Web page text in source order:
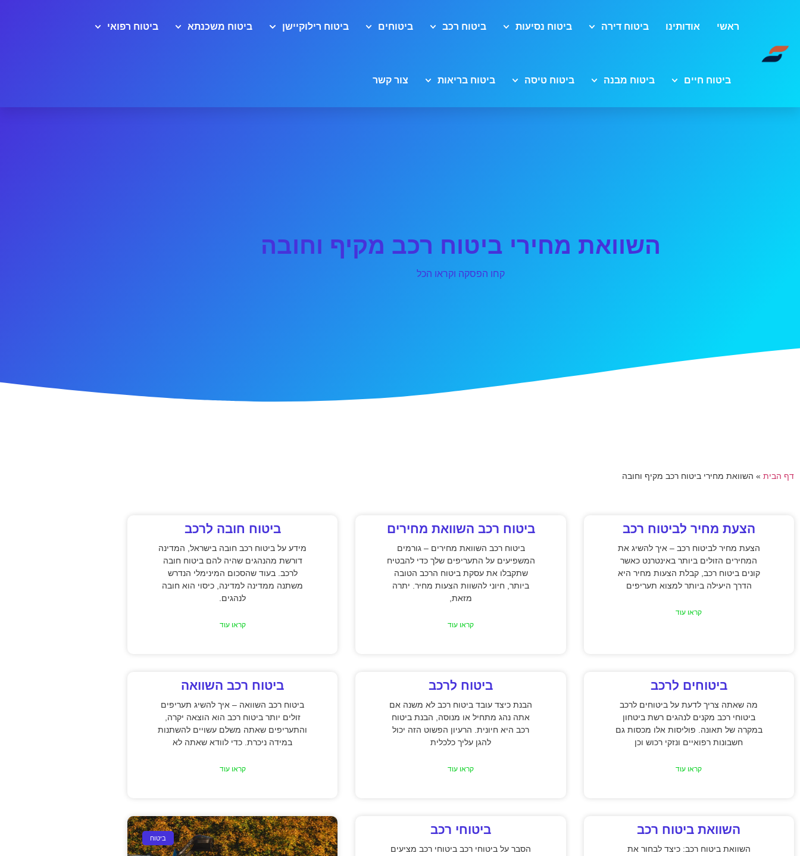
ראשי אודותינו ביטוח דירה ביטוח נסיעות ביטוח רכב ביטוחים ביטוח רילוקיישן ביטוח משכנתא ביטוח רפואי
ביטוח חיים ביטוח מבנה ביטוח טיסה ביטוח בריאות צור קשר
השוואת מחירי ביטוח רכב מקיף וחובה
קחו הפסקה וקראו הכל
דף הבית » השוואת מחירי ביטוח רכב מקיף וחובה
הצעת מחיר לביטוח רכב
הצעת מחיר לביטוח רכב – איך להשיג את
המחירים הזולים ביותר באינטרנט כאשר
קונים ביטוח רכב, קבלת הצעות מחיר היא
הדרך היעילה ביותר למצוא תעריפים
קראו עוד
ביטוח רכב השוואת מחירים
ביטוח רכב השוואת מחירים – גורמים
המשפיעים על התעריפים שלך כדי להבטיח
שתקבלו את עסקת ביטוח הרכב הטובה
ביותר, חיוני להשוות הצעות מחיר. יתרה
מזאת,
קראו עוד
ביטוח חובה לרכב
מידע על ביטוח רכב חובה בישראל, המדינה
דורשת מהנהגים שהיה להם ביטוח חובה
לרכב. בעוד שהסכום המינימלי הנדרש
משתנה ממדינה למדינה, כיסוי הוא חובה
לנהגים.
קראו עוד
ביטוחים לרכב
מה שאתה צריך לדעת על ביטוחים לרכב
ביטוחי רכב מקנים לנהגים רשת ביטחון
במקרה של תאונה. פוליסות אלו מכסות גם
חשבונות רפואיים ונזקי רכוש וכן
קראו עוד
ביטוח לרכב
הבנת כיצד עובד ביטוח רכב לא משנה אם
אתה נהג מתחיל או מנוסה, הבנת ביטוח
רכב היא חיונית. הרעיון הפשוט הזה יכול
להגן עליך כלכלית
קראו עוד
ביטוח רכב השוואה
ביטוח רכב השוואה – איך להשיג תעריפים
זולים יותר ביטוח רכב הוא הוצאה יקרה,
והתעריפים שאתה משלם עשויים להשתנות
במידה ניכרת. כדי לוודא שאתה לא
קראו עוד
השוואת ביטוח רכב
השוואת ביטוח רכב: כיצד לבחור את
ביטוחי רכב
הסבר על ביטוחי רכב ביטוחי רכב מציעים
ביטוח